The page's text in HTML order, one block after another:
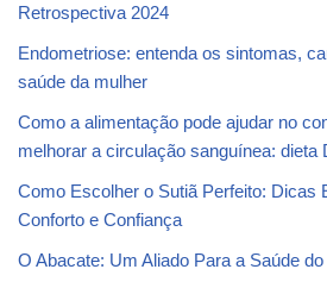
Retrospectiva 2024
Endometriose: entenda os sintomas,
saúde da mulher
Como a alimentação pode ajudar no
melhorar a circulação sanguínea: dieta
Como Escolher o Sutiã Perfeito: Dicas
Conforto e Confiança
O Abacate: Um Aliado Para a Saúde